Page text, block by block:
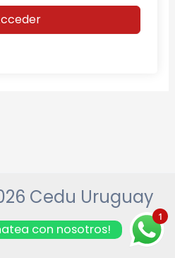
Cedu Uruguay
1
con nosotros!